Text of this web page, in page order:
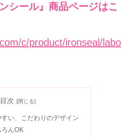
シール』商品ページはこ
c/product/ironseal/labo
目次
い、こだわりのデザイン
ろんOK